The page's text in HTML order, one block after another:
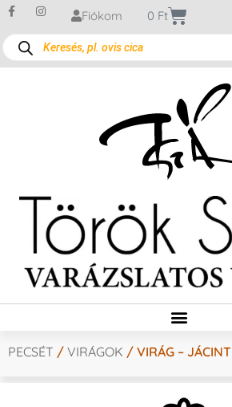
Fiókom 0 Ft
PECSÉT / VIRÁGOK / VIRÁG – JÁCINT